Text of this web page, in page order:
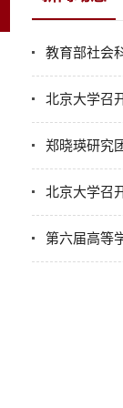
教育部社会
北京大学召
郑晓瑛研究
北京大学召
第六届高等